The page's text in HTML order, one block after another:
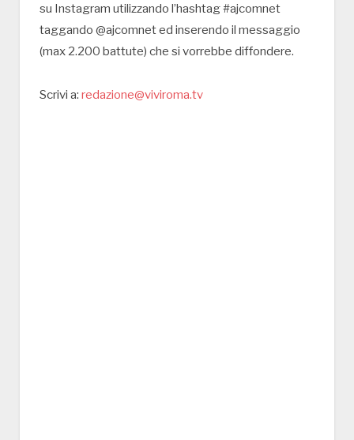
su Instagram utilizzando l’hashtag #ajcomnet
taggando @ajcomnet ed inserendo il messaggio
(max 2.200 battute) che si vorrebbe diffondere.
Scrivi a: redazione@viviroma.tv